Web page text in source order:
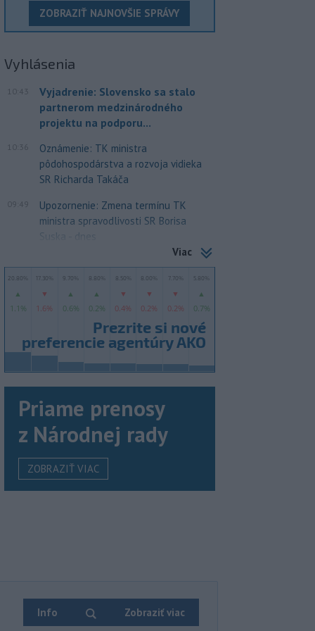
ZOBRAZIŤ NAJNOVŠIE SPRÁVY
Vyhlásenia
10:43
Vyjadrenie: Slovensko sa stalo
partnerom medzinárodného
projektu na podporu...
10:36
Oznámenie: TK ministra
pôdohospodárstva a rozvoja vidieka
SR Richarda Takáča
09:49
Upozornenie: Zmena termínu TK
ministra spravodlivosti SR Borisa
Suska - dnes
Viac
Priame prenosy
z Národnej rady
ZOBRAZIŤ VIAC
Info Zobraziť viac